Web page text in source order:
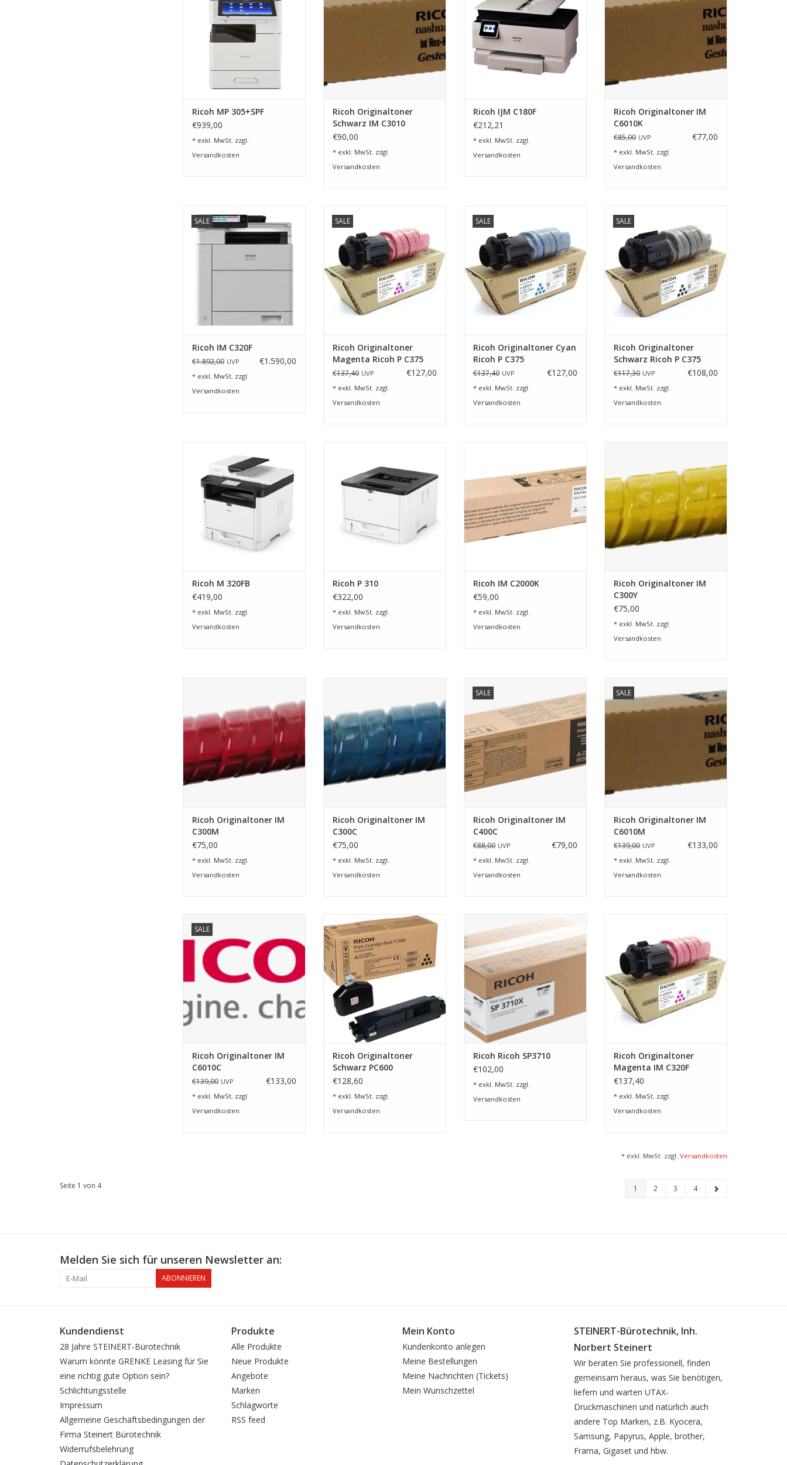
ZUM WARENKORB HINZUFÜGEN
Ricoh MP 305+SPF
€939,00
* exkl. MwSt. zzgl.
Versandkosten
ZUM WARENKORB HINZUFÜGEN
Ricoh Originaltoner
Schwarz IM C3010
€90,00
* exkl. MwSt. zzgl.
Versandkosten
ZUM WARENKORB HINZUFÜGEN
Ricoh IJM C180F
€212,21
* exkl. MwSt. zzgl.
Versandkosten
ZUM WARENKORB HINZUFÜGEN
Ricoh Originaltoner IM
C6010K
€85,00 UVP €77,00
* exkl. MwSt. zzgl.
Versandkosten
SALE
ZUM WARENKORB HINZUFÜGEN
Ricoh IM C320F
€1.892,00 UVP €1.590,00
* exkl. MwSt. zzgl.
Versandkosten
SALE
ZUM WARENKORB HINZUFÜGEN
Ricoh Originaltoner
Magenta Ricoh P C375
€137,40 UVP €127,00
* exkl. MwSt. zzgl.
Versandkosten
SALE
ZUM WARENKORB HINZUFÜGEN
Ricoh Originaltoner Cyan
Ricoh P C375
€137,40 UVP €127,00
* exkl. MwSt. zzgl.
Versandkosten
SALE
ZUM WARENKORB HINZUFÜGEN
Ricoh Originaltoner
Schwarz Ricoh P C375
€117,30 UVP €108,00
* exkl. MwSt. zzgl.
Versandkosten
ZUM WARENKORB HINZUFÜGEN
Ricoh M 320FB
€419,00
* exkl. MwSt. zzgl.
Versandkosten
ZUM WARENKORB HINZUFÜGEN
Ricoh P 310
€322,00
* exkl. MwSt. zzgl.
Versandkosten
ZUM WARENKORB HINZUFÜGEN
Ricoh IM C2000K
€59,00
* exkl. MwSt. zzgl.
Versandkosten
ZUM WARENKORB HINZUFÜGEN
Ricoh Originaltoner IM
C300Y
€75,00
* exkl. MwSt. zzgl.
Versandkosten
ZUM WARENKORB HINZUFÜGEN
Ricoh Originaltoner IM
C300M
€75,00
* exkl. MwSt. zzgl.
Versandkosten
ZUM WARENKORB HINZUFÜGEN
Ricoh Originaltoner IM
C300C
€75,00
* exkl. MwSt. zzgl.
Versandkosten
SALE
ZUM WARENKORB HINZUFÜGEN
Ricoh Originaltoner IM
C400C
€88,00 UVP €79,00
* exkl. MwSt. zzgl.
Versandkosten
SALEC4510A, 5010A und 6010
ZUM WARENKORB HINZUFÜGEN
Ricoh Originaltoner IM
C6010M
€139,00 UVP €133,00
* exkl. MwSt. zzgl.
Versandkosten
SALE
ZUM WARENKORB HINZUFÜGEN
Ricoh Originaltoner IM
C6010C
€139,00 UVP €133,00
* exkl. MwSt. zzgl.
Versandkosten
Toner Schwarz f.Ricoh PC600
ZUM WARENKORB HINZUFÜGEN
Ricoh Originaltoner
Schwarz PC600
€128,60
* exkl. MwSt. zzgl.
Versandkosten
Toner für Laserdrucker Ricoh
ZUM WARENKORB HINZUFÜGEN
Ricoh Ricoh SP3710
€102,00
* exkl. MwSt. zzgl.
Versandkosten
ZUM WARENKORB HINZUFÜGEN
Ricoh Originaltoner
Magenta IM C320F
€137,40
* exkl. MwSt. zzgl.
Versandkosten
* exkl. MwSt. zzgl. Versandkosten
Seite 1 von 4 1 2 3 4
Melden Sie sich für unseren Newsletter an:
ABONNIEREN
Kundendienst
28 Jahre STEINERT-Bürotechnik
Warum könnte GRENKE Leasing für Sie
eine richtig gute Option sein?
Schlichtungsstelle
Impressum
Allgemeine Geschäftsbedingungen der
Firma Steinert Bürotechnik
Widerrufsbelehrung
Produkte
Alle Produkte
Neue Produkte
Angebote
Marken
Schlagworte
RSS feed
Mein Konto
Kundenkonto anlegen
Meine Bestellungen
Meine Nachrichten (Tickets)
Mein Wunschzettel
STEINERT-Bürotechnik, Inh.
Norbert Steinert
Wir beraten Sie professionell, finden
gemeinsam heraus, was Sie benötigen,
liefern und warten UTAX-
Druckmaschinen und natürlich auch
andere Top Marken, z.B. Kyocera,
Samsung, Papyrus, Apple, brother,
Frama, Gigaset und hbw.